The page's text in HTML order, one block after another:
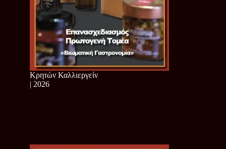
Κρητών Καλλιεργείν
| 2026